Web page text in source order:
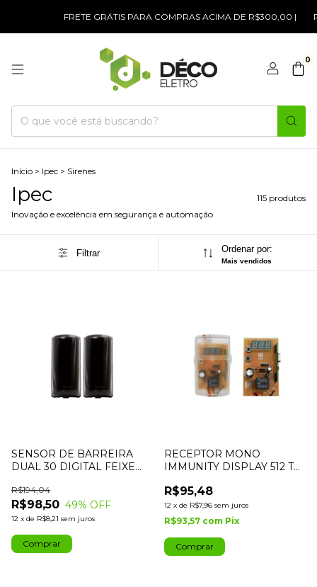
FRETE GRÁTIS PARA COMPRAS ACIMA DE R$300,00 |
0
Início > Ipec > Sirenes
Ipec
115 produtos
Inovação e excelência em segurança e automação
Filtrar Ordenar por:
Mais vendidos
SENSOR DE BARREIRA
DUAL 30 DIGITAL FEIXE
R$98,50
R$194,04
49% OFF
12 x de R$8,21 sem juros
RECEPTOR MONO
IMMUNITY DISPLAY 512 TX
R$95,48
12 x de R$7,96 sem juros
R$93,57 com Pix